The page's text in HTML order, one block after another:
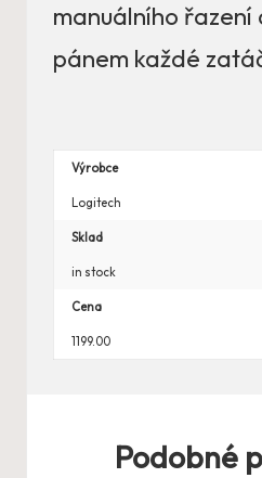
manuálního řazení
pánem každé
Výrobce
Logitech
Sklad
in stock
Cena
1199.00
Podobné